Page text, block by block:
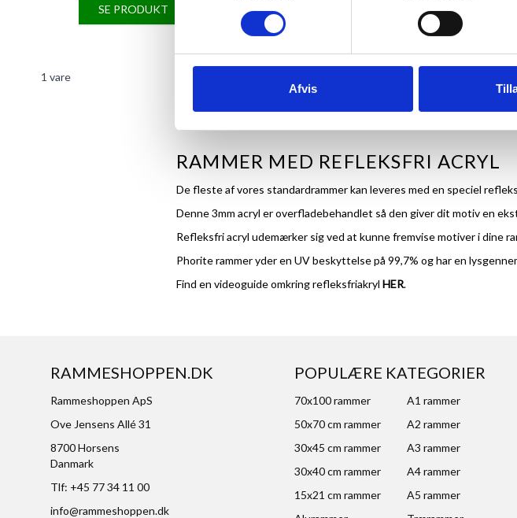
Afvis
SE PRODUKT
1 vare
RAMMER MED REFLEKSFRI ACRYL
De fleste af vores standardrammer kan leveres med en speciel
Denne 3mm acryl er overfladebehandlet så den giver dit motiv en
Refleksfri acryl udemærker sig ved at kunne fremvise motiver i dine
Phorite rammer yder en UV beskyttelse på 99,7% og har en
Find en videoguide omkring refleksfriakryl HER.
RAMMESHOPPEN.DK
Rammeshoppen ApS
Ove Jensens Allé 31
8700 Horsens
Danmark
Tlf: +45 77 34 11 00
info@rammeshoppen.dk
POPULÆRE KATEGORIER
70x100 rammer
A1 rammer
50x70 cm rammer
A2 rammer
30x45 cm rammer
A3 rammer
30x40 cm rammer
A4 rammer
15x21 cm rammer
A5 rammer